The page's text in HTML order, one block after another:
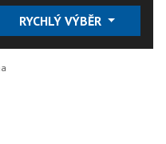
RYCHLÝ VÝBĚR